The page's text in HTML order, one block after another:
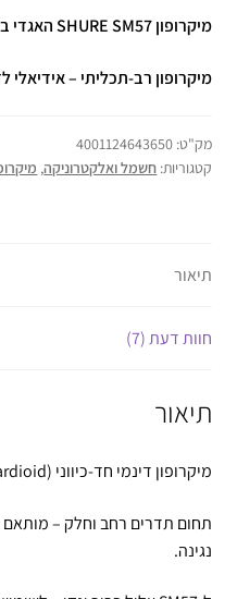
מיקרופון SHURE SM57 האגדי בעל איכות שמע וביצועים ללא דופי!
מיקרופון רב-תכליתי – אידיאלי
מק"ט: 4001124643650
קטגוריות: חשמל ואלקטרוניקה,
תיאור
חוות דעת (7)
תיאור
מיקרופון דינמי חד-כיווני (Cardioid).
תחום תדרים רחב וחלק – מותאם
נגינה.